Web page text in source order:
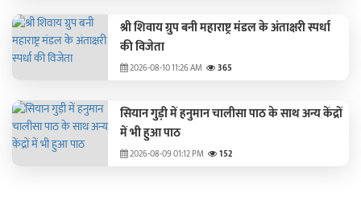
श्री शिवाय ग्रुप बनी महाराष्ट्र मंडल के अंताक्षरी स्‍पर्धा
की विजेता
2026-08-10 11:26 AM 365
सियान गुड़ी में हनुमान चालीसा पाठ के साथ अन्य केंद्रों
में भी हुआ पाठ
2026-08-09 01:12 PM 152